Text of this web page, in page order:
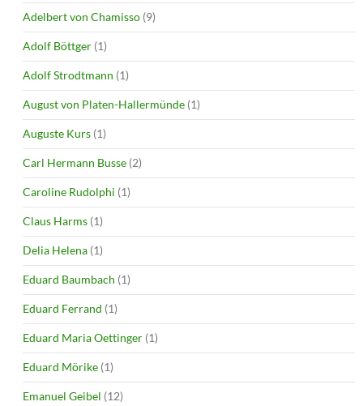
Adelbert von Chamisso (9)
Adolf Böttger (1)
Adolf Strodtmann (1)
August von Platen-Hallermünde (1)
Auguste Kurs (1)
Carl Hermann Busse (2)
Caroline Rudolphi (1)
Claus Harms (1)
Delia Helena (1)
Eduard Baumbach (1)
Eduard Ferrand (1)
Eduard Maria Oettinger (1)
Eduard Mörike (1)
Emanuel Geibel (12)